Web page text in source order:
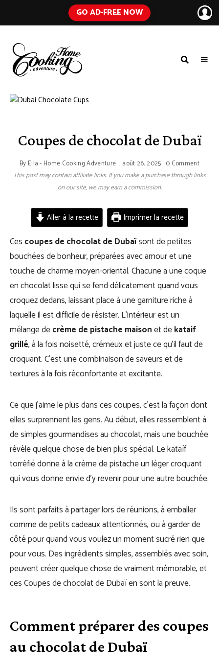
GO AD-FREE NOW
COOKING
ADVENTURE
Blog
with
Coupes de chocolat de Dubaï
By Ella - Home Cooking Adventure août 26, 2025 0 Comment
This post may contain affiliate links. If you make a purchase through links
on our site, we may earn a commission.
Aller à la recette Imprimer la recette
Ces coupes de chocolat de Dubaïsont de petites
bouchées de bonheur, préparées avec amour et une
touche de charme moyen-oriental. Chacune a une coque
en chocolat lisse qui se fend délicatement quand vous
croquez dedans, laissant place à une garniture riche à
laquelle il est difficile de résister. L’intérieur est un
mélange decrème de pistache maisonet dekataif
grillé, à la fois noisetté, crémeux et juste ce qu’il faut de
croquant. C’est une combinaison de saveurs et de
textures à la fois réconfortante et excitante.
Ce que j’aime le plus dans ces coupes, c’est la façon dont
elles surprennent les gens. Au début, elles ressemblent à
de simples gourmandises au chocolat, mais une bouchée
révèle quelque chose de bien plus spécial. Le kataïf
torréfié donne à la crème de pistache un léger croquant
qui vous donne envie d’y revenir pour une autre bouchée.
Ils sont parfaits à partager lors de réunions, à emballer
comme de petits cadeaux attentionnés, ou à garder de
côté pour quand vous voulez un moment sucré rien que
pour vous. Des ingrédients simples, assemblés avec soin,
peuvent créer quelque chose de vraiment mémorable, et
ces Coupes de chocolat de Dubaï en sont la preuve.
Comment préparer des coupes
au chocolat de Dubaï